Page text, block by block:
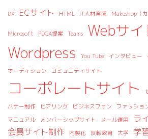
DX ECサイト HTML IT人材育成 Makeshop（
Microsoft PDCA提案 Teams
Webサ
Wordpress
You Tube インタビュー
オーディション コミュニティサイト
コーポレートサイト
バナー制作 ヒアリング ビジネスフォン ファッショ
マニュアル
メンバーシップサイト メール運用
ラ
会員サイト制作
内製化 反転教育 大学 学